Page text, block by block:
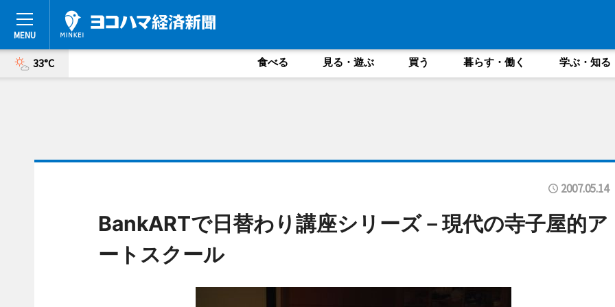
33°C 食べる 見る・遊ぶ 買う 暮らす・働く 学ぶ・知る
2007.05.14
BankARTで日替わり講座シリーズ－現代の寺子屋的ア
ートスクール